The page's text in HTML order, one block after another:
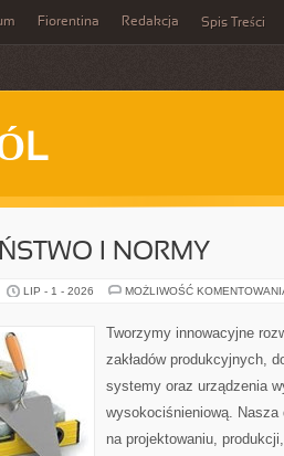
Fiorentina Redakcja Spis Treści
I NORMY
LIP - 1 - 2026 MOŻLIWOŚĆ
Tworzymy innowacyjne
zakładów produkcyjnych,
systemy oraz urządzenia
wysokociśnieniową. Nasza
na projektowaniu,